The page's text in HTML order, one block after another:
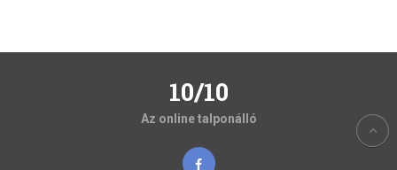
10/10
Az online talponálló